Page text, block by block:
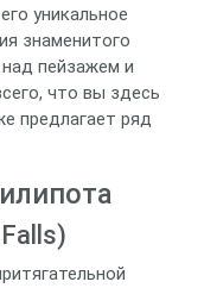
уникальное
знаменитого
пейзажем и
что вы здесь
предлагает ряд